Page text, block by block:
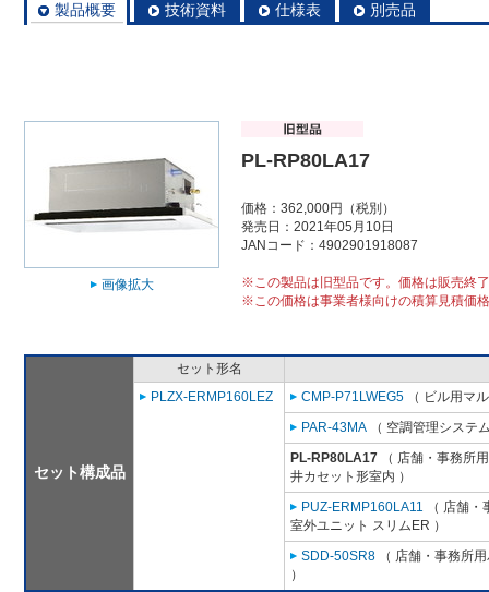
製品概要 技術資料 仕様表 別売品
画像拡大
PL-RP80LA17
価格：362,000円（税別）
発売日：2021年05月10日
JANコード：4902901918087
※この製品は旧型品です。価格は販売終
※この価格は事業者様向けの積算見積価
セット構成品
セット形名
PLZX-ERMP160LEZ
CMP-P71LWEG5 （ ビル用マ
PAR-43MA （ 空調管理システ
PL-RP80LA17 （ 店舗・事務所
井カセット形室内 ）
PUZ-ERMP160LA11 （ 店舗
室外ユニット スリムER ）
SDD-50SR8 （ 店舗・事務所
）